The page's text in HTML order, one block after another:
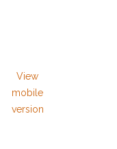
View
mobile
version